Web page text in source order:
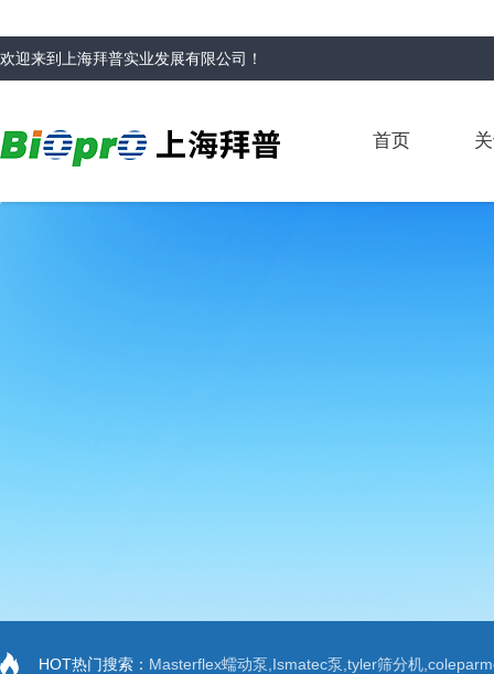
欢迎来到 上海拜普实业发展有限公司 ！
首页
HOT热门搜索： Masterflex蠕动泵,Ismatec泵,tyler筛分机,coleparmer,注射